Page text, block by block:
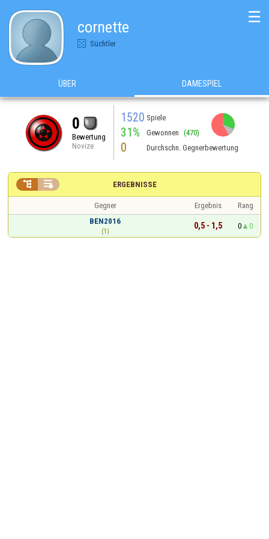
cornette
Süchtler
☰
ÜBER DAMESPIEL
0
Bewertung
Novize
1520 Spiele
31% Gewonnen (470)
0 Durchschn. Gegnerbewertung
ERGEBNISSE
 
Gegner Ergebnis
Rang
BEN2016
(1)
0,5 - 1,5 0 0